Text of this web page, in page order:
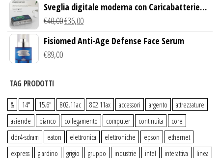
Sveglia digitale moderna con Caricabatterie
Wireless Qi
€40,00€36,00
Fisiomed Anti-Age Defense Face Serum
€89,00
TAG PRODOTTI
& 14″ 15.6″ 802.11ac 802.11ax accessori argento
attrezzature
aziende
bianco collegamento computer continuita
core
ddr4-sdram
eaton elettronica elettroniche epson
ethernet
express
giardino grigio gruppo industrie intel interattiva linea